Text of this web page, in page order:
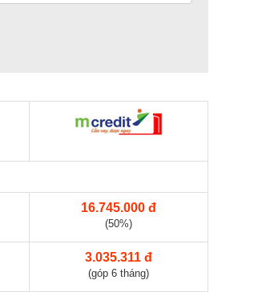
16.745.000 đ
(50%)
3.035.311 đ
(góp 6 tháng)